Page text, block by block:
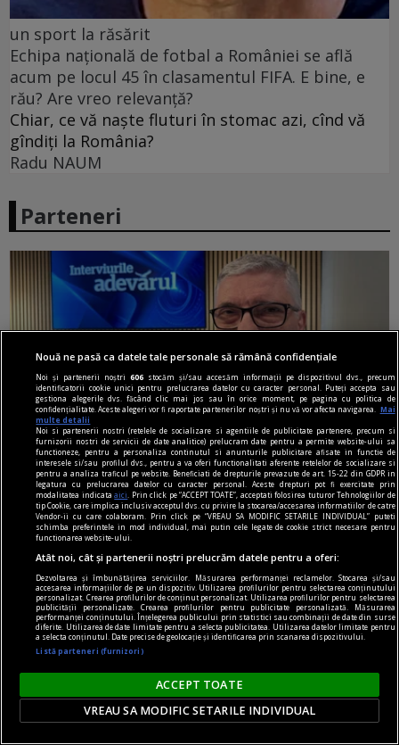
un sport la răsărit
Echipa națională de fotbal a României se află
acum pe locul 45 în clasamentul FIFA. E bine, e
rău? Are vreo relevanță?
Chiar, ce vă naște fluturi în stomac azi, cînd vă
gîndiți la România?
Radu NAUM
Parteneri
Daniel Dăianu, la Interviurile Adevărul. Riscurile
economice ale României, de la Moody’s la criza
Dunării
România se află într-un moment crucial din
punct de vedere economic, după ce a evitat
retrogradarea ratingului de țară de către agenția
Fitch și în timp ce așteaptă verdictul agenției
Moody's.
Nouă ne pasă ca datele tale personale să rămână confidențiale
Noi și partenerii noștri606 stocăm și/sau accesăm informații pe dispozitivul dvs., precum
identificatorii cookie unici pentru prelucrarea datelor cu caracter personal. Puteți accepta sau
gestiona alegerile dvs. făcând clic mai jos sau în orice moment, pe pagina cu politica de
confidențialitate. Aceste alegeri vor fi raportate partenerilor noștri și nu vă vor afecta navigarea.
Mai
multe detalii
Noi si partenerii nostri (retelele de socializare si agentiile de publicitate partenere, precum si
furnizorii nostri de servicii de date analitice) prelucram date pentru a permite website-ului sa
functioneze, pentru a personaliza continutul si anunturile publicitare afisate in functie de
interesele si/sau profilul dvs., pentru a va oferi functionalitati aferente retelelor de socializare si
pentru a analiza traficul pe website. Beneficiati de drepturile prevazute de art. 15-22 din GDPR in
legatura cu prelucrarea datelor cu caracter personal. Aceste drepturi pot fi exercitate prin
modalitatea indicataaici
. Prin click pe “ACCEPT TOATE”, acceptati folosirea tuturor Tehnologiilor de
tip Cookie, care implica inclusiv acceptul dvs. cu privire la stocarea/accesarea informatiilor de catre
Vendor-ii cu care colaboram. Prin click pe “VREAU SA MODIFIC SETARILE INDIVIDUAL” puteti
schimba preferintele in mod individual, mai putin cele legate de cookie strict necesare pentru
functionarea website-ului.
Atât noi, cât și partenerii noștri prelucrăm datele pentru a oferi:
Dezvoltarea și îmbunătățirea serviciilor. Măsurarea performanței reclamelor. Stocarea și/sau
accesarea informațiilor de pe un dispozitiv. Utilizarea profilurilor pentru selectarea conținutului
personalizat. Crearea profilurilor de conținut personalizat. Utilizarea profilurilor pentru selectarea
publicității personalizate. Crearea profilurilor pentru publicitate personalizată. Măsurarea
performanței conținutului. Înțelegerea publicului prin statistici sau combinații de date din surse
diferite. Utilizarea de date limitate pentru a selecta publicitatea. Utilizarea datelor limitate pentru
a selecta conținutul. Date precise de geolocație și identificarea prin scanarea dispozitivului.
Listă parteneri (furnizori)
ACCEPT TOATE
VREAU SA MODIFIC SETARILE INDIVIDUAL